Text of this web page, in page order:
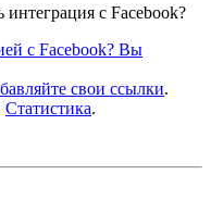
интеграция с Facebook?
с Facebook? Вы
свои ссылки.
Статистика.